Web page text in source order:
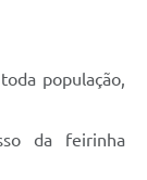
população,
da feirinha